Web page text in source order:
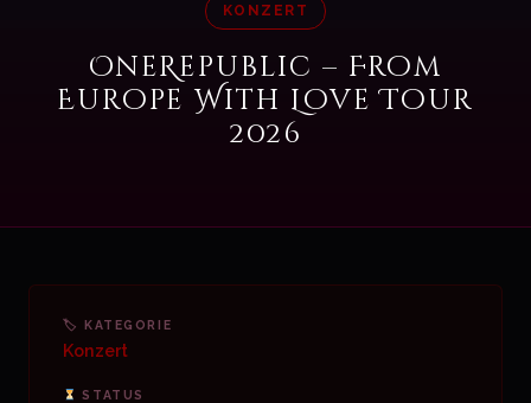
KONZERT
OneRepublic – From
Europe With Love Tour
2026
🏷 KATEGORIE
Konzert
STATUS